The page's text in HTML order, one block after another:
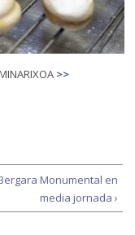
>>
Monumental en
media jornada ›